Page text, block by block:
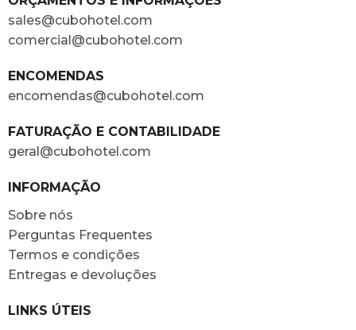
sales@cubohotel.com
comercial@cubohotel.com
ENCOMENDAS
encomendas@cubohotel.com
FATURAÇÃO E CONTABILIDADE
geral@cubohotel.com
INFORMAÇÃO
Sobre nós
Perguntas Frequentes
Termos e condições
Entregas e devoluções
LINKS ÚTEIS